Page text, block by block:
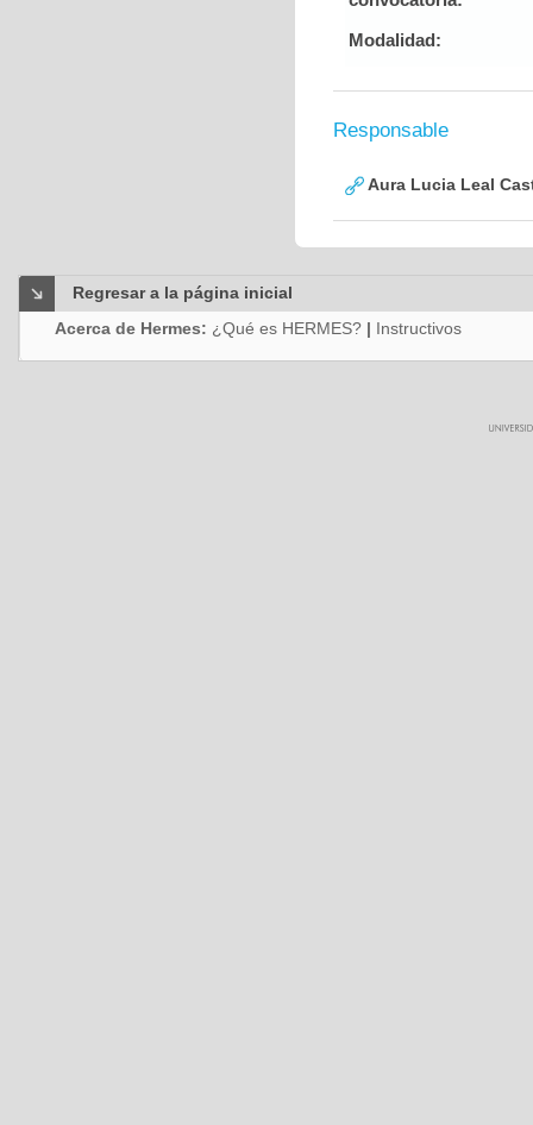
Modalidad:
Responsable
Aura Lucia Leal
Regresar a la página inicial
Acerca de Hermes: ¿Qué es HERMES? | Instructivos